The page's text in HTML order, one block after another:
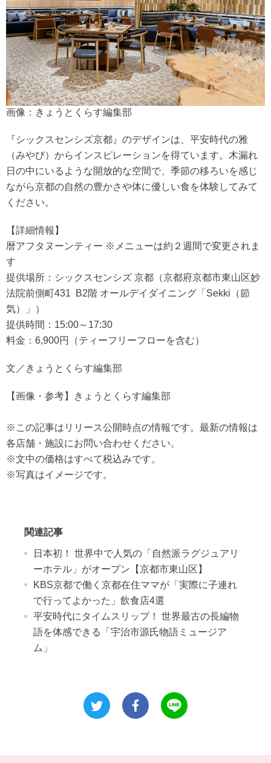
画像：きょうとくらす編集部
『シックスセンシズ京都』のデザインは、平安時代の雅
（みやび）からインスピレーションを得ています。木漏れ
日の中にいるような開放的な空間で、季節の移ろいを感じ
ながら京都の自然の豊かさや体に優しい食を体験してみて
ください。
【詳細情報】
暦アフタヌーンティー ※メニューは約２週間で変更されま
す
提供場所：シックスセンシズ 京都（京都府京都市東山区妙
法院前側町431 B2階 オールデイダイニング「Sekki（節
気）」）
提供時間：15:00～17:30
料金：6,900円（ティーフリーフローを含む）
文／きょうとくらす編集部
【画像・参考】きょうとくらす編集部
※この記事はリリース公開時点の情報です。最新の情報は
各店舗・施設にお問い合わせください。
※文中の価格はすべて税込みです。
※写真はイメージです。
関連記事
日本初！ 世界中で人気の「自然派ラグジュアリ
ーホテル」がオープン【京都市東山区】
KBS京都で働く京都在住ママが「実際に子連れ
で行ってよかった」飲食店4選
平安時代にタイムスリップ！ 世界最古の長編物
語を体感できる「宇治市源氏物語ミュージア
ム」